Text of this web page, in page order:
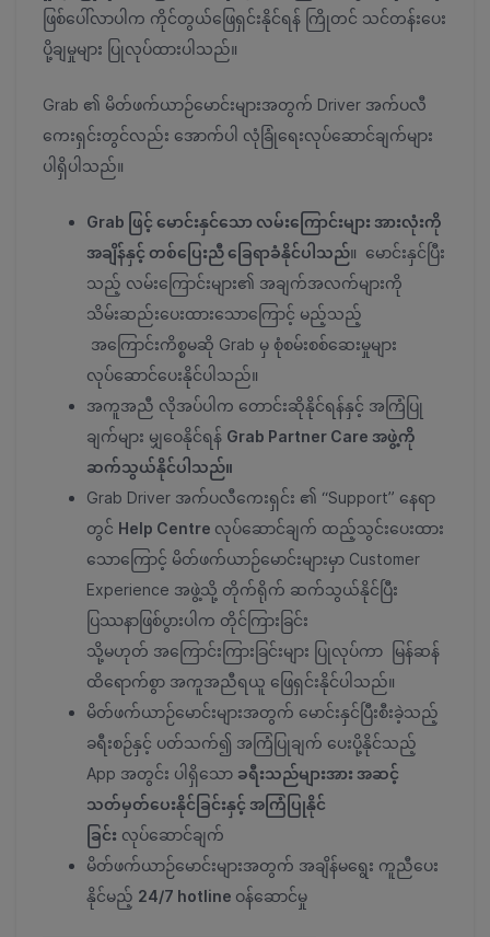
ဖြစ်ပေါ်လာပါက ကိုင်တွယ်ဖြေရှင်းနိုင်ရန် ကြိုတင် သင်တန်းပေး
ပို့ချမှုများ ပြုလုပ်ထားပါသည်။
Grab ၏ မိတ်ဖက်ယာဉ်မောင်းများအတွက် Driver အက်ပလီ
ကေးရှင်းတွင်လည်း အောက်ပါ လုံခြုံရေးလုပ်ဆောင်ချက်များ
ပါရှိပါသည်။
Grab ဖြင့် မောင်းနှင်သော လမ်းကြောင်းများ အားလုံးကို
အချိန်နှင့် တစ်ပြေးညီ ခြေရာခံနိုင်ပါသည်။ မောင်းနှင်ပြီး
သည့် လမ်းကြောင်းများ၏ အချက်အလက်များကို
သိမ်းဆည်းပေးထားသောကြောင့် မည့်သည့်
အကြောင်းကိစ္စမဆို Grab မှ စုံစမ်းစစ်ဆေးမှုများ
လုပ်ဆောင်ပေးနိုင်ပါသည်။
အကူအညီ လိုအပ်ပါက တောင်းဆိုနိုင်ရန်နှင့် အကြံပြု
ချက်များ မျှဝေနိုင်ရန် Grab Partner Care အဖွဲ့ကို
ဆက်သွယ်နိုင်ပါသည်။
Grab Driver အက်ပလီကေးရှင်း ၏ “Support” နေရာ
တွင် Help Centre လုပ်ဆောင်ချက် ထည့်သွင်းပေးထား
သောကြောင့် မိတ်ဖက်ယာဉ်မောင်းများမှာ Customer
Experience အဖွဲ့သို့ တိုက်ရိုက် ဆက်သွယ်နိုင်ပြီး
ပြဿနာဖြစ်ပွားပါက တိုင်ကြားခြင်း
သို့မဟုတ် အကြောင်းကြားခြင်းများ ပြုလုပ်ကာ မြန်ဆန်
ထိရောက်စွာ အကူအညီရယူ ဖြေရှင်းနိုင်ပါသည်။
မိတ်ဖက်ယာဉ်မောင်းများအတွက် မောင်းနှင်ပြီးစီးခဲ့သည့်
ခရီးစဉ်နှင့် ပတ်သက်၍ အကြံပြုချက် ပေးပို့နိုင်သည့်
App အတွင်း ပါရှိသော ခရီးသည်များအား အဆင့်
သတ်မှတ်ပေးနိုင်ခြင်းနှင့် အကြံပြုနိုင်
ခြင်း လုပ်ဆောင်ချက်
မိတ်ဖက်ယာဉ်မောင်းများအတွက် အချိန်မရွေး ကူညီပေး
နိုင်မည့် 24/7 hotline ဝန်ဆောင်မှု